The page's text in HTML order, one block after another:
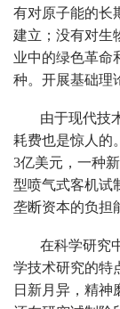
有对原子能的长
建立；没有对生
业中的绿色革命
种。开展基础理
由于现代技
耗费也是惊人的
3亿美元，一种
型喷气式客机试
垄断资本的负担
在科学研究
学技术研究的特
日新月异，精神